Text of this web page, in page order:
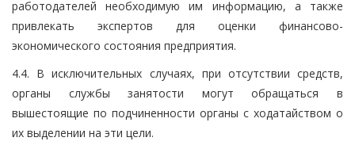
работодателей необходимую им информацию, а также
привлекать экспертов для оценки финансово-
экономического состояния предприятия.
4.4. В исключительных случаях, при отсутствии средств,
органы службы занятости могут обращаться в
вышестоящие по подчиненности органы с ходатайством о
их выделении на эти цели.